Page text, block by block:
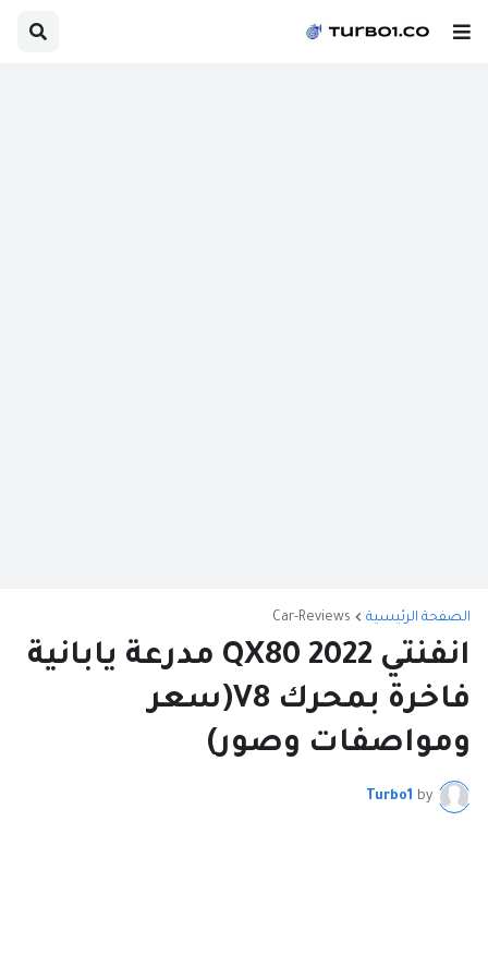
الصفحة الرئيسية Car-Reviews
انفنتي QX80 2022 مدرعة يابانية
فاخرة بمحرك V8(سعر
ومواصفات وصور)
by
Turbo1